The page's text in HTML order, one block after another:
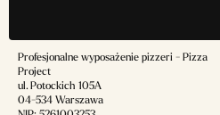
Profesjonalne wyposażenie pizzeri - Pizza
Project
ul. Potockich 105A
04-534 Warszawa